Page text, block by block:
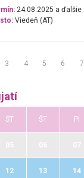
24.08.2025 a ďalšie
Viedeň (AT)
3 4 5 6 7
ST ŠT PI
12 13 14